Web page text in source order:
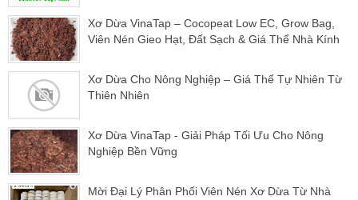
Xơ Dừa VinaTap – Cocopeat Low EC, Grow Bag,
Viên Nén Gieo Hạt, Đất Sạch & Giá Thể Nhà Kính
Xơ Dừa Cho Nông Nghiệp – Giá Thể Tự Nhiên Từ
Thiên Nhiên
Xơ Dừa VinaTap - Giải Pháp Tối Ưu Cho Nông
Nghiệp Bền Vững
Mời Đại Lý Phân Phối Viên Nén Xơ Dừa Từ Nhà